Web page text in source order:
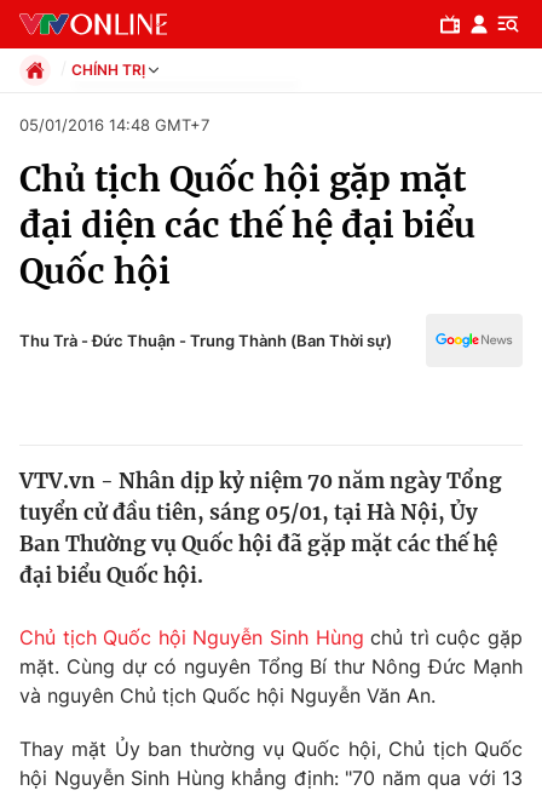
Chuyên mục
Chính trị
Thế giới
Tin tức
Thế giới đó đây
Câu chuyện quốc tế
Kinh tế
Tài chính
Thị trường
Góc doanh nghiệp
Dữ liệu và đời sống
Truyền hình
Phim VTV
CHÍNH TRỊ
Xã hội
Pháp luật
Kinh tế
Thể thao
Truyền hình
Văn hóa - Giải trí
05/01/2016 14:48 GMT+7
Chủ tịch Quốc hội gặp mặt
đại diện các thế hệ đại biểu
Quốc hội
Thu Trà - Đức Thuận - Trung Thành (Ban Thời sự)
VTV.vn - Nhân dịp kỷ niệm 70 năm ngày Tổng
tuyển cử đầu tiên, sáng 05/01, tại Hà Nội, Ủy
Ban Thường vụ Quốc hội đã gặp mặt các thế hệ
đại biểu Quốc hội.
Chủ tịch Quốc hội Nguyễn Sinh Hùng chủ trì cuộc gặp
mặt. Cùng dự có nguyên Tổng Bí thư Nông Đức Mạnh
và nguyên Chủ tịch Quốc hội Nguyễn Văn An.
Thay mặt Ủy ban thường vụ Quốc hội, Chủ tịch Quốc
hội Nguyễn Sinh Hùng khẳng định: "70 năm qua với 13